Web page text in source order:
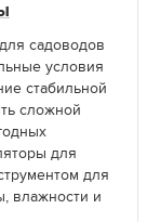
садоводов
условия
стабильной
сложной
для
для
влажности и